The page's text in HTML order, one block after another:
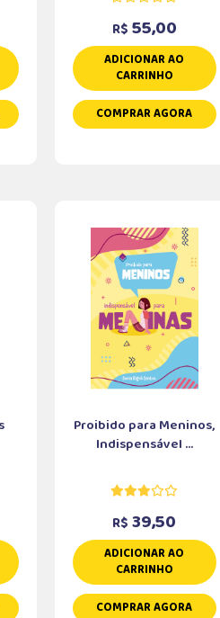
R$ 55,00
ADICIONAR AO
CARRINHO
COMPRAR AGORA
Proibido para Meninos,
Indispensável ...
R$ 39,50
ADICIONAR AO
CARRINHO
COMPRAR AGORA